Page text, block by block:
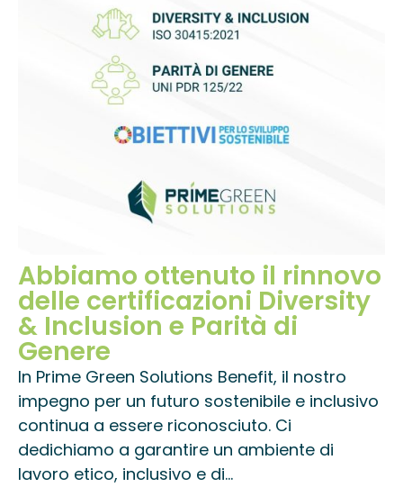
Abbiamo ottenuto il rinnovo
delle certificazioni Diversity
& Inclusion e Parità di
Genere
In Prime Green Solutions Benefit, il nostro
impegno per un futuro sostenibile e inclusivo
continua a essere riconosciuto. Ci
dedichiamo a garantire un ambiente di
lavoro etico, inclusivo e di...